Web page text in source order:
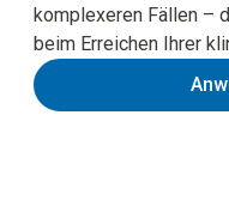
komplexeren Fällen –
beim Erreichen Ihrer